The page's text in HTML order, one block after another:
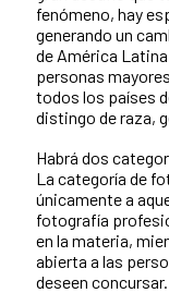
fenómeno, hay
generando un
de América
personas
todos los países
distingo de raza,
Habrá dos
La categoría de
únicamente a
fotografía
en la materia,
abierta a las
deseen concursar.